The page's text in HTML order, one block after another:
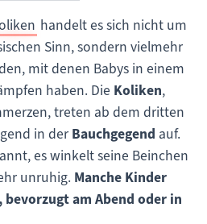
handelt es sich nicht um
Sinn, sondern vielmehr
mit denen Babys in einem
haben. Die Koliken,
treten ab dem dritten
in der Bauchgegend auf.
es winkelt seine Beinchen
unruhig. Manche Kinder
am Abend oder in